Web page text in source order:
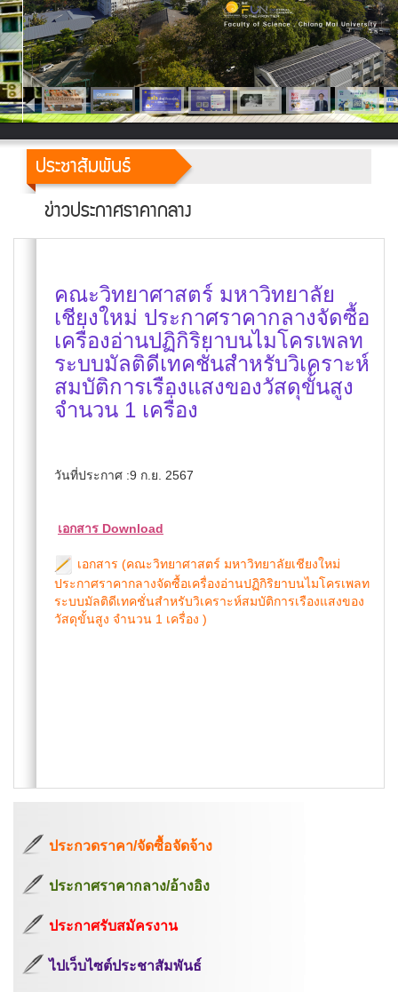
ประชาสัมพันธ์
ข่าวประกาศราคากลาง
คณะวิทยาศาสตร์ มหาวิทยาลัย
เชียงใหม่ ประกาศราคากลางจัดซื้อ
เครื่องอ่านปฏิกิริยาบนไมโครเพลท
ระบบมัลติดีเทคชั่นสำหรับวิเคราะห์
สมบัติการเรืองแสงของวัสดุขั้นสูง
จำนวน 1 เครื่อง
วันที่ประกาศ :9 ก.ย. 2567
เอกสาร Download
เอกสาร (คณะวิทยาศาสตร์ มหาวิทยาลัยเชียงใหม่
ประกาศราคากลางจัดซื้อเครื่องอ่านปฏิกิริยาบนไมโครเพลท
ระบบมัลติดีเทคชั่นสำหรับวิเคราะห์สมบัติการเรืองแสงของ
วัสดุขั้นสูง จำนวน 1 เครื่อง )
ประกวดราคา/จัดซื้อจัดจ้าง
ประกาศราคากลาง/อ้างอิง
ประกาศรับสมัครงาน
ไปเว็บไซต์ประชาสัมพันธ์